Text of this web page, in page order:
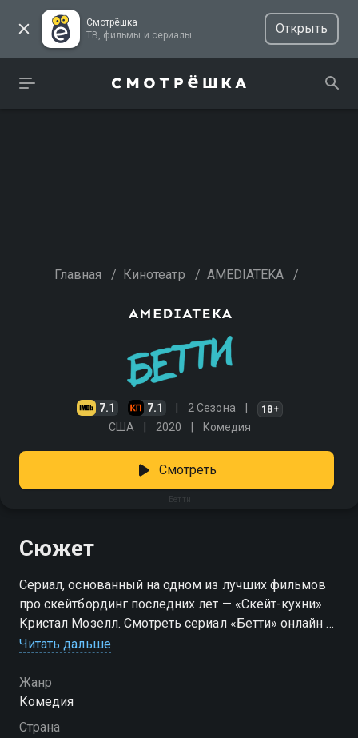
Смотрёшка
ТВ, фильмы и сериалы
Открыть
Главная / Кинотеатр / AMEDIATEKA /
7.1 7.1 2 Сезона 18+
США 2020 Комедия
Бетти
Смотреть
Сюжет
Сериал, основанный на одном из лучших фильмов
про скейтбординг последних лет — «Скейт-кухни»
Кристал Мозелл. Смотреть сериал «Бетти» онлайн в
хорошем качестве вы можете в подписке
Читать дальше
Жанр
Комедия
Страна